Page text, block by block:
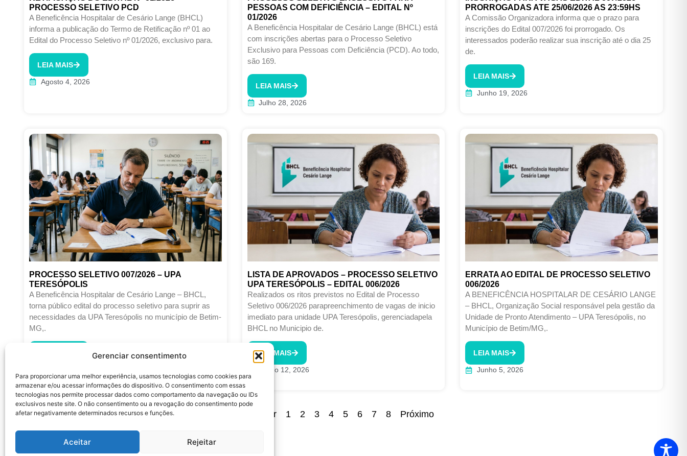
Gerenciar consentimento
Para proporcionar uma melhor experiência, usamos tecnologias como cookies para
armazenar e/ou acessar informações do dispositivo. O consentimento com essas
tecnologias nos permite processar dados como comportamento da navegação ou IDs
exclusivos neste site. O não consentimento ou a revogação do consentimento pode
afetar negativamente determinados recursos e funções.
Aceitar Rejeitar
PROCESSO SELETIVO PCD
A Beneficência Hospitalar de Cesário Lange (BHCL)
informa a publicação do Termo de Retificação nº 01 ao
Edital do Processo Seletivo nº 01/2026, exclusivo para.
LEIA MAIS
Agosto 4, 2026
PESSOAS COM DEFICIÊNCIA – EDITAL Nº
01/2026
A Beneficência Hospitalar de Cesário Lange (BHCL) está
com inscrições abertas para o Processo Seletivo
Exclusivo para Pessoas com Deficiência (PCD). Ao todo,
são 169.
LEIA MAIS
Julho 28, 2026
PRORROGADAS ATE 25/06/2026 AS 23:59HS
A Comissão Organizadora informa que o prazo para
inscrições do Edital 007/2026 foi prorrogado. Os
interessados poderão realizar sua inscrição até o dia 25
de.
LEIA MAIS
Junho 19, 2026
PROCESSO SELETIVO 007/2026 – UPA
TERESÓPOLIS
A Beneficência Hospitalar de Cesário Lange – BHCL,
torna público edital do processo seletivo para suprir as
necessidades da UPA Teresópolis no município de Betim-
MG,.
LISTA DE APROVADOS – PROCESSO SELETIVO
UPA TERESÓPOLIS – EDITAL 006/2026
Realizados os ritos previstos no Edital de Processo
Seletivo 006/2026 parapreenchimento de vagas de inicio
imediato para unidade UPA Teresópolis, gerenciadapela
BHCL no Municipio de.
LEIA MAIS
Junho 12, 2026
ERRATA AO EDITAL DE PROCESSO SELETIVO
006/2026
A BENEFICÊNCIA HOSPITALAR DE CESÁRIO LANGE
– BHCL, Organização Social responsável pela gestão da
Unidade de Pronto Atendimento – UPA Teresópolis, no
Município de Betim/MG,.
LEIA MAIS
Junho 5, 2026
Voltar 1 2 3 4 5 6 7 8 Próximo